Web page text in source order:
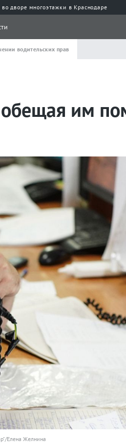
дворе многоэтажки в Краснодаре
водительских прав
им
Елена Желнина